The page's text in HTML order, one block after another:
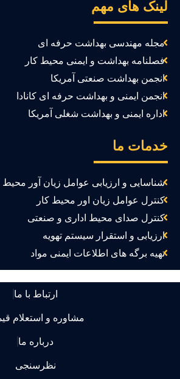
های مهم
مجله مهندسی بهداشت حرفه ای
فصلنامه بهداشت و ایمنی محیط کار
انجمن بهداشت صنعتی آمریکا
انجمن ایمنی و بهداشت حرفه ای کانادا
اداره ایمنی و بهداشت شغلی آمریکا
ما
شناسایی و ارزیابی عوامل زیان آور محیط کار
کنترل عوامل زیان اور محیط کار
کنترل صدای محیط اداری و صنعتی
ارزیابی و استقرار سیستم تهویه
تهیه برگه های اطلاعات ایمنی مواد
ارتباط با ما
مشاوره و استعلام قیمت
درباره ما
نظرسنجی